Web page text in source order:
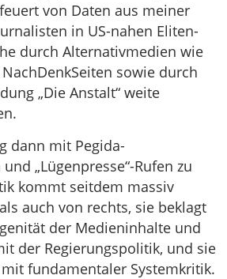
von Daten aus meiner
in US-nahen Eliten-
durch Alternativmedien wie
sowie durch
„Die Anstalt“ weite
dann mit Pegida-
„Lügenpresse“-Rufen zu
kommt seitdem massiv
auch von rechts, sie beklagt
der Medieninhalte und
der Regierungspolitik, und sie
fundamentaler Systemkritik.